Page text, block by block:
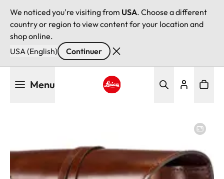
We noticed you're visiting from USA. Choose a different
country or region to view content for your location and
shop online.
USA (English)
Continuer
Menu